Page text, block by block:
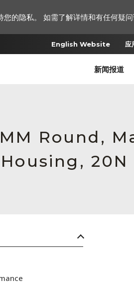
English Website 应
新闻报道
Round,
20N
的隐私。 如需了解详情和有任何疑问